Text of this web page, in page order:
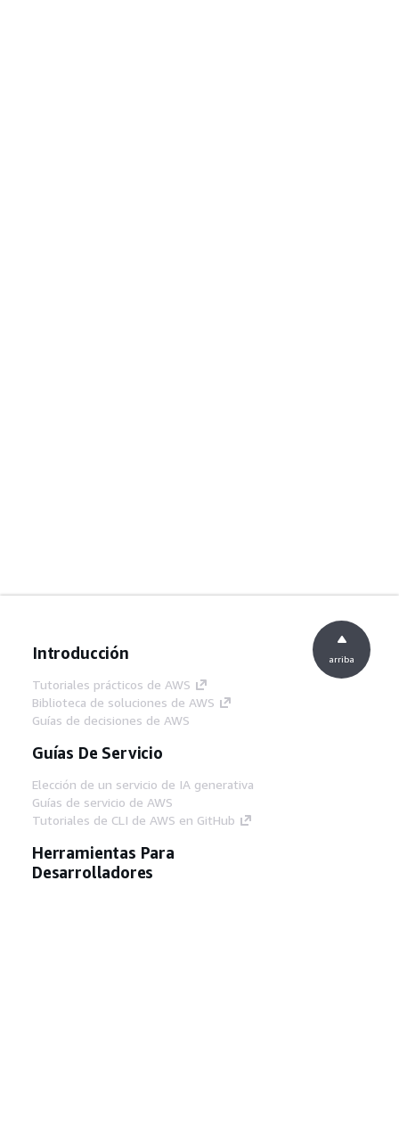
Introducción
Tutoriales prácticos de AWS
Biblioteca de soluciones de AWS
Guías de decisiones de AWS
Guías De Servicio
Elección de un servicio de IA generativa
Guías de servicio de AWS
Tutoriales de CLI de AWS en GitHub
Herramientas Para
Desarrolladores
arriba